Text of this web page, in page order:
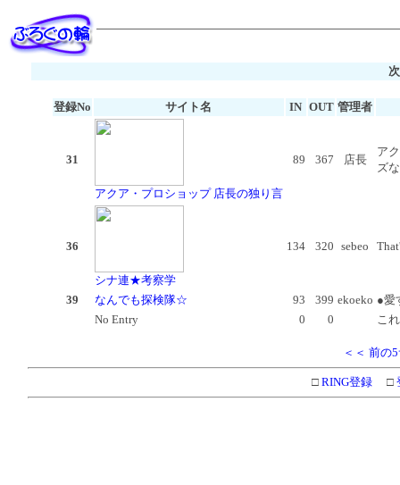
登録No サイト名 IN OUT 管理者
31
アクア・プロショップ 店長の独り言
89 367 店長
ア
ズ
36
シナ連★考察学
134 320 sebeo
39 なんでも探検隊☆ 93 399 ekoeko ●愛
No Entry
0 0 こ
＜＜ 前の
□RING登録□